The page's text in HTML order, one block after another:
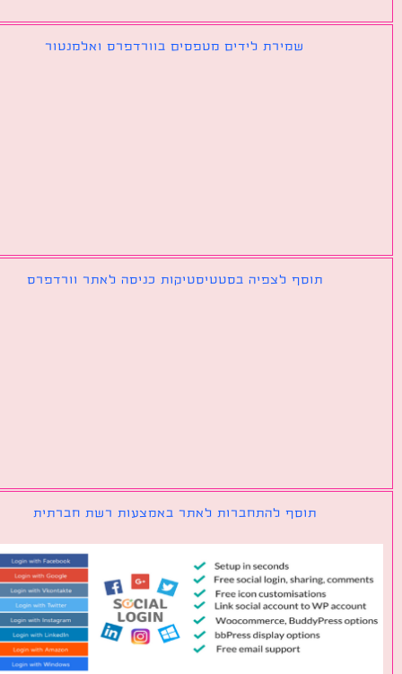
שמירת לידים מטפסים בוורדפרס ואלמנטור
תוסף לצפיה בסטטיסטיקות כניסה לאתר וורדפרס
תוסף להתחברות לאתר באמצעות רשת חברתית